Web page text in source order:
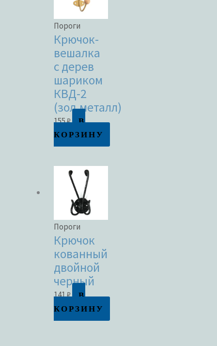
Пороги
Крючок-
вешалка
с дерев
шариком
КВД-2
(зол.металл)
155₽
В
КОРЗИНУ
Пороги
Крючок
кованный
двойной
черный
141₽
В
КОРЗИНУ